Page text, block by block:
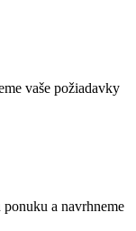
vaše požiadavky
a navrhneme